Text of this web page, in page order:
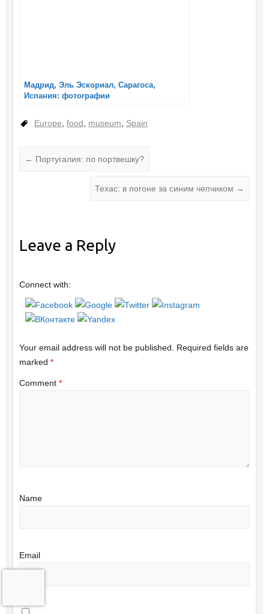
Мадрид, Эль Эскориал, Сарагоса,
Испания: фотографии
Europe food museum Spain
← Португалия: по портвешку?
Техас: в погоне за синим чепчиком →
Leave a Reply
Connect with:
Your email address will not be published.
Required fields are
marked *
Comment *
Name
Email